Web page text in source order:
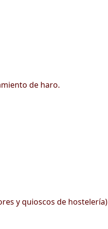
de haro.
y quioscos de hostelería)